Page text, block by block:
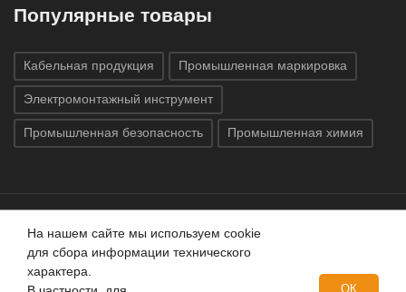
Популярные товары
Кабельная продукция Промышленная маркировка
Электромонтажный инструмент
Промышленная безопасность Промышленная химия
Все права защищены © 2020 ГК «Индатэк»
защищены.Использование материалов с сайта запрещено.
Данный сайт не является публичной офертой, определяемой
На нашем сайте мы используем cookie
для сбора информации технического
характера.
ОК